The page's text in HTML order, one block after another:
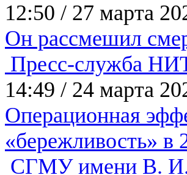
12:50 / 27 марта
Он рассмешил
Пресс-служба
14:49 / 24 марта
Операционная
«бережливость» в
СГМУ имени В. И.